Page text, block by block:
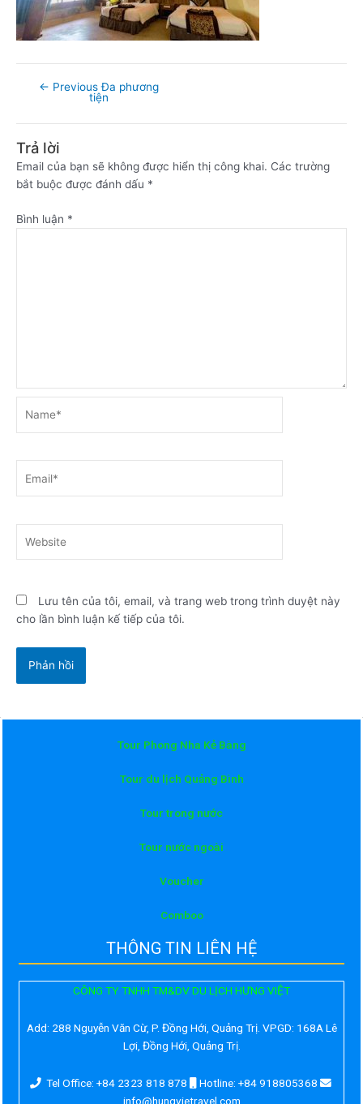
← Previous Đa phương
tiện
Trả lời
Email của bạn sẽ không được hiển thị công khai. Các trường
bắt buộc được đánh dấu *
Bình luận *
Lưu tên của tôi, email, và trang web trong trình duyệt này
cho lần bình luận kế tiếp của tôi.
Tour Phong Nha Kẻ Bàng
Tour du lịch Quảng Bình
Tour trong nước
Tour nước ngoài
Voucher
Comboo
THÔNG TIN LIÊN HỆ
CÔNG TY TNHH TM&DV DU LỊCH HƯNG VIỆT
Add: 288 Nguyễn Văn Cừ, P. Đồng Hới, Quảng Trị. VPGD: 168A Lê
Lợi, Đồng Hới, Quảng Trị.
Tel Office: +84 2323 818 878
Hotline: +84 918805368
info@hungvietravel.com